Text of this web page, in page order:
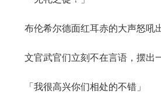
布伦希尔德面红耳赤的大声怒吼出
文官武官们立刻不在言语，摆出一
「我很高兴你们相处的不错」